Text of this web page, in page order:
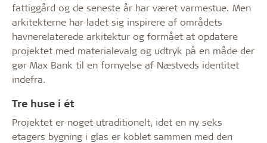
fattiggård og de seneste år har været varmestue. Men
arkitekterne har ladet sig inspirere af områdets
havnerelaterede arkitektur og formået at opdatere
projektet med materialevalg og udtryk på en måde der
gør Max Bank til en fornyelse af Næstveds identitet
indefra.
Tre huse i ét
Projektet er noget utraditionelt, idet en ny seks
etagers bygning i glas er koblet sammen med den